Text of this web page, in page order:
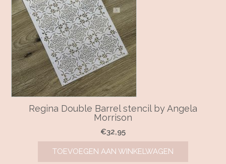
Regina Double Barrel stencil by Angela
Morrison
€32,95
TOEVOEGEN AAN WINKELWAGEN